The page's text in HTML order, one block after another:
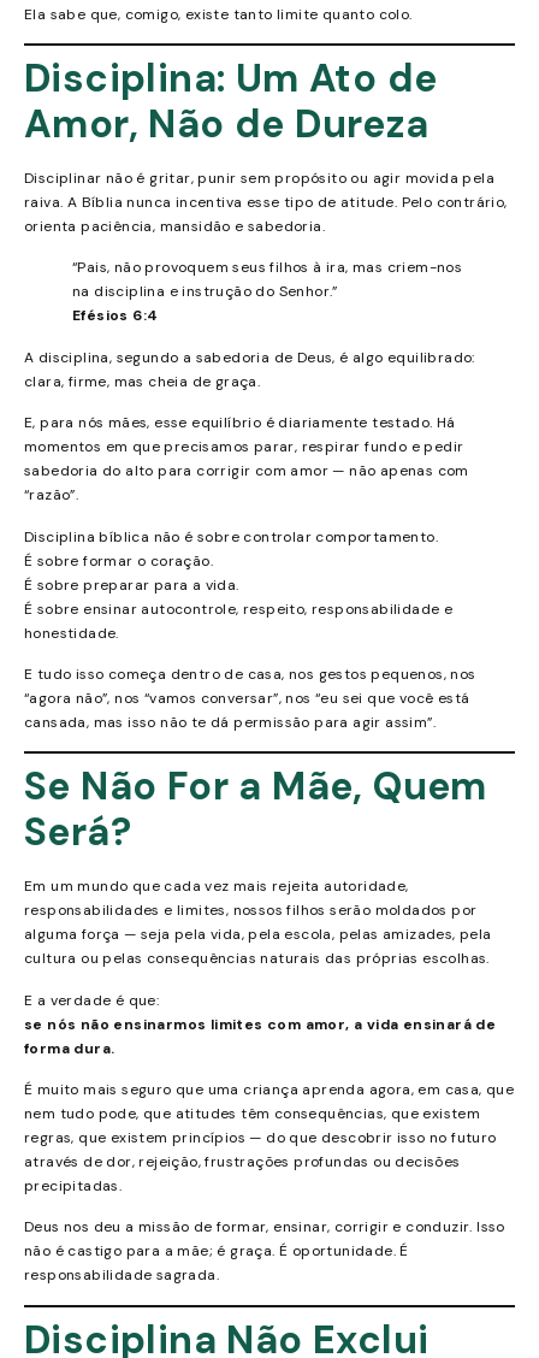
Ela sabe que, comigo, existe tanto limite quanto colo.
Disciplina: Um Ato de
Amor, Não de Dureza
Disciplinar não é gritar, punir sem propósito ou agir movida pela
raiva. A Bíblia nunca incentiva esse tipo de atitude. Pelo contrário,
orienta paciência, mansidão e sabedoria.
“Pais, não provoquem seus filhos à ira, mas criem-nos
na disciplina e instrução do Senhor.”
Efésios 6:4
A disciplina, segundo a sabedoria de Deus, é algo equilibrado:
clara, firme, mas cheia de graça.
E, para nós mães, esse equilíbrio é diariamente testado. Há
momentos em que precisamos parar, respirar fundo e pedir
sabedoria do alto para corrigir com amor — não apenas com
“razão”.
Disciplina bíblica não é sobre controlar comportamento.
É sobre formar o coração.
É sobre preparar para a vida.
É sobre ensinar autocontrole, respeito, responsabilidade e
honestidade.
E tudo isso começa dentro de casa, nos gestos pequenos, nos
“agora não”, nos “vamos conversar”, nos “eu sei que você está
cansada, mas isso não te dá permissão para agir assim”.
Se Não For a Mãe, Quem
Será?
Em um mundo que cada vez mais rejeita autoridade,
responsabilidades e limites, nossos filhos serão moldados por
alguma força — seja pela vida, pela escola, pelas amizades, pela
cultura ou pelas consequências naturais das próprias escolhas.
E a verdade é que:
se nós não ensinarmos limites com amor, a vida ensinará de
forma dura.
É muito mais seguro que uma criança aprenda agora, em casa, que
nem tudo pode, que atitudes têm consequências, que existem
regras, que existem princípios — do que descobrir isso no futuro
através de dor, rejeição, frustrações profundas ou decisões
precipitadas.
Deus nos deu a missão de formar, ensinar, corrigir e conduzir. Isso
não é castigo para a mãe; é graça. É oportunidade. É
responsabilidade sagrada.
Disciplina Não Exclui